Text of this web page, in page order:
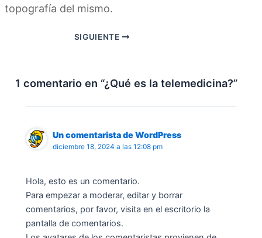
topografía del mismo.
SIGUIENTE
1 comentario en “¿Qué es la telemedicina?”
Un comentarista de WordPress
diciembre 18, 2024 a las 12:08 pm
Hola, esto es un comentario.
Para empezar a moderar, editar y borrar
comentarios, por favor, visita en el escritorio la
pantalla de comentarios.